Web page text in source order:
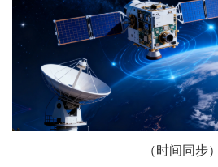
（时间同步）